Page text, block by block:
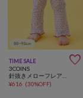
TIME SALE 
3COINS
¥616 (30%OFF)